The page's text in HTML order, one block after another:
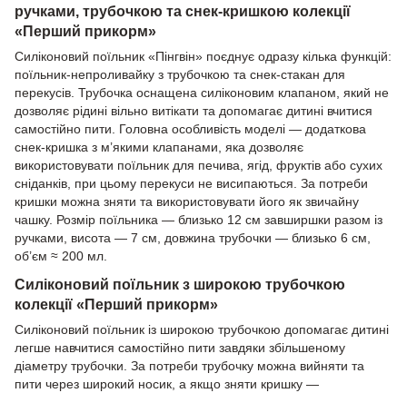
ручками, трубочкою та снек-кришкою колекції
«Перший прикорм»
Силіконовий поїльник «Пінгвін» поєднує одразу кілька функцій:
поїльник-непроливайку з трубочкою та снек-стакан для
перекусів. Трубочка оснащена силіконовим клапаном, який не
дозволяє рідині вільно витікати та допомагає дитині вчитися
самостійно пити. Головна особливість моделі — додаткова
снек-кришка з м’якими клапанами, яка дозволяє
використовувати поїльник для печива, ягід, фруктів або сухих
сніданків, при цьому перекуси не висипаються. За потреби
кришки можна зняти та використовувати його як звичайну
чашку. Розмір поїльника — близько 12 см завширшки разом із
ручками, висота — 7 см, довжина трубочки — близько 6 см,
об’єм ≈ 200 мл.
Силіконовий поїльник з широкою трубочкою
колекції «Перший прикорм»
Силіконовий поїльник із широкою трубочкою допомагає дитині
легше навчитися самостійно пити завдяки збільшеному
діаметру трубочки. За потреби трубочку можна вийняти та
пити через широкий носик, а якщо зняти кришку —